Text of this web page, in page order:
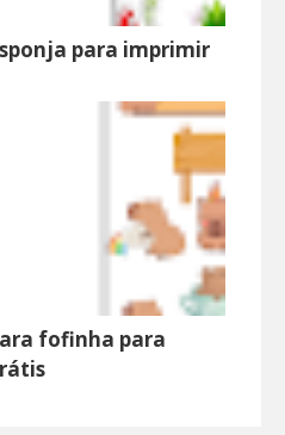
para imprimir
fofinha para